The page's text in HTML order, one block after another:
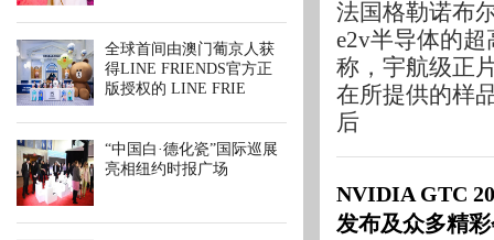
全球首间由澳门葡京人获
得LINE FRIENDS官方正
版授权的 LINE FRIE
“中国白·德化瓷”国际巡展
亮相纽约时报广场
法国格勒诺布
e2v半导体的
称，宇航级正
在所提供的样
后
NVIDIA GTC
发布及众多精